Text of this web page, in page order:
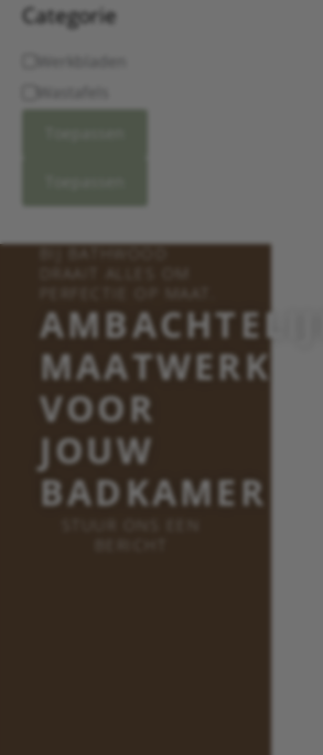
Categorie
AMBACHTELIJK
MAATWERK
VOOR
JOUW
BADKAMER